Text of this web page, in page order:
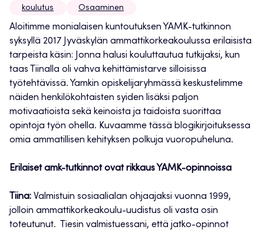
koulutus
Osaaminen
Aloitimme monialaisen kuntoutuksen YAMK-tutkinnon
syksyllä 2017 Jyväskylän ammattikorkeakoulussa erilaisista
tarpeista käsin: Jonna halusi kouluttautua tutkijaksi, kun
taas Tiinalla oli vahva kehittämistarve silloisissa
työtehtävissä. Yamkin opiskelijaryhmässä keskustelimme
näiden henkilökohtaisten syiden lisäksi paljon
motivaatioista sekä keinoista ja taidoista suorittaa
opintoja työn ohella. Kuvaamme tässä blogikirjoituksessa
omia ammatillisen kehityksen polkuja vuoropuheluna.
Erilaiset amk-tutkinnot ovat rikkaus YAMK-opinnoissa
Tiina: Valmistuin sosiaalialan ohjaajaksi vuonna 1999,
jolloin ammattikorkeakoulu-uudistus oli vasta osin
toteutunut. Tiesin valmistuessani, että jatko-opinnot